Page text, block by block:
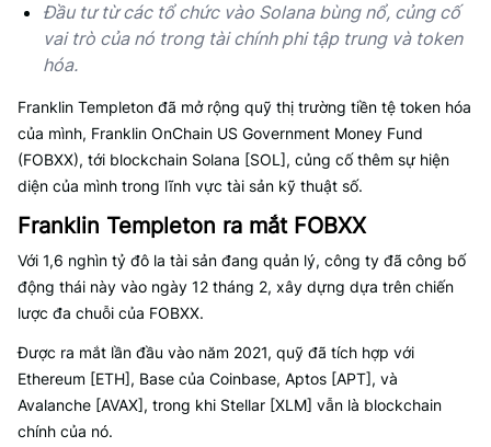
Đầu tư từ các tổ chức vào Solana bùng nổ, củng cố
vai trò của nó trong tài chính phi tập trung và token
hóa.
Franklin Templeton đã mở rộng quỹ thị trường tiền tệ token hóa
của mình, Franklin OnChain US Government Money Fund
(FOBXX), tới blockchain Solana [SOL], củng cố thêm sự hiện
diện của mình trong lĩnh vực tài sản kỹ thuật số.
Franklin Templeton ra mắt FOBXX
Với 1,6 nghìn tỷ đô la tài sản đang quản lý, công ty đã công bố
động thái này vào ngày 12 tháng 2, xây dựng dựa trên chiến
lược đa chuỗi của FOBXX.
Được ra mắt lần đầu vào năm 2021, quỹ đã tích hợp với
Ethereum [ETH], Base của Coinbase, Aptos [APT], và
Avalanche [AVAX], trong khi Stellar [XLM] vẫn là blockchain
chính của nó.